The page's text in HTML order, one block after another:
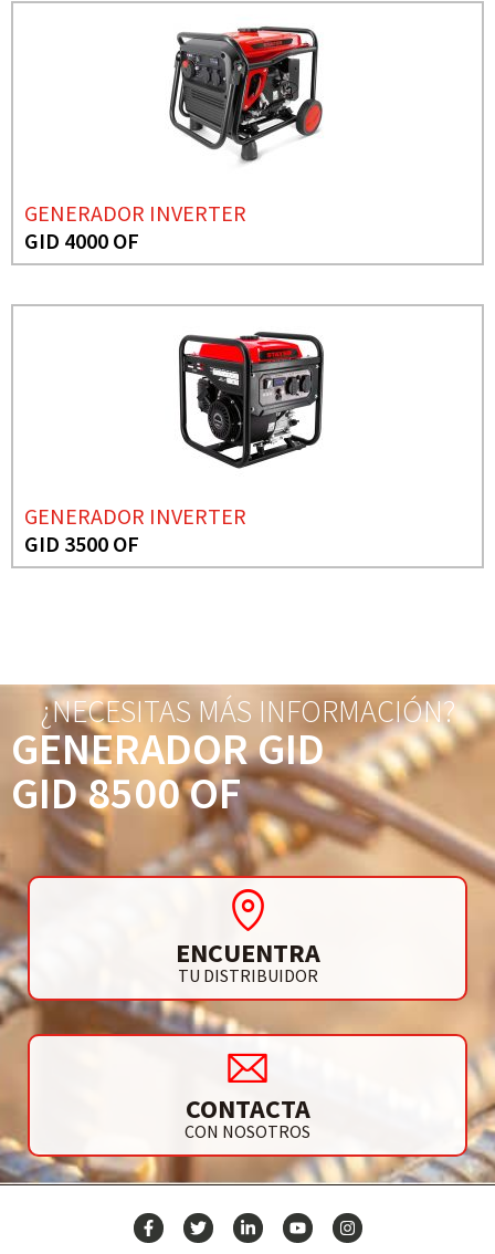
GENERADOR INVERTER
GID 4000 OF
GENERADOR INVERTER
GID 3500 OF
¿NECESITAS MÁS INFORMACIÓN?
GENERADOR GID
GID 8500 OF
ENCUENTRA
TU DISTRIBUIDOR
CONTACTA
CON NOSOTROS